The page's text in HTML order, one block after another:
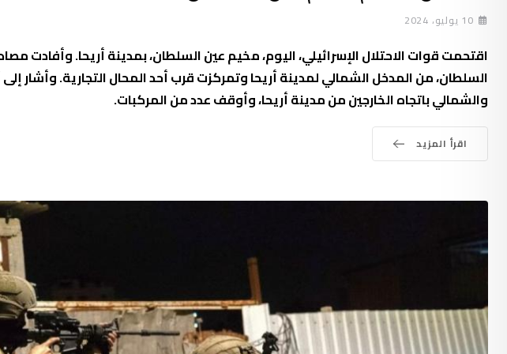
10 يوليو، 2024
اقتحمت قوات الاحتلال الإسرائيلي، اليوم، مخيم عين السلطان، بمدينة أريحا. وأفادت
السلطان، من المدخل الشمالي لمدينة أريحا وتمركزت قرب أحد المحال التجارية. وأشار
والشمالي باتجاه الخارجين من مدينة أريحا، وأوقف عدد من المركبات.
اقرأ المزيد